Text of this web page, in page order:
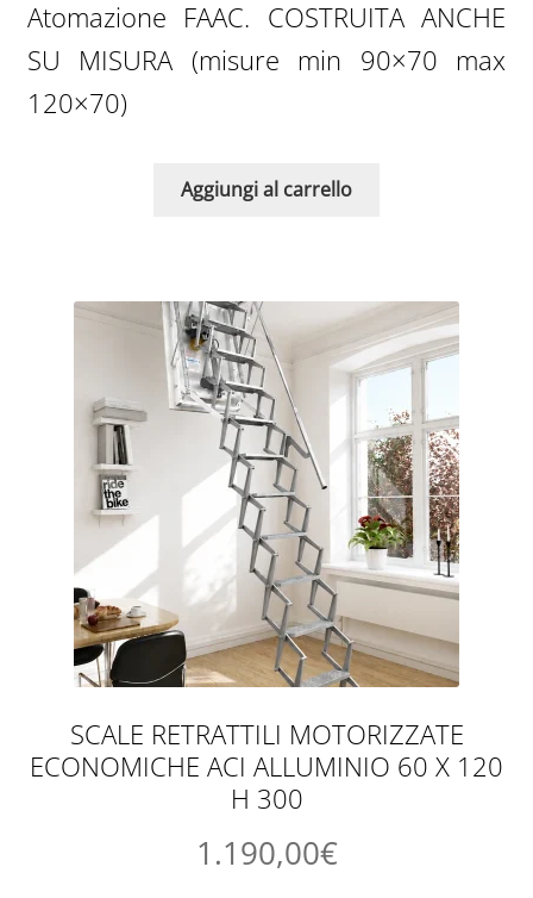
Atomazione FAAC. COSTRUITA ANCHE
SU MISURA (misure min 90×70 max
120×70)
Aggiungi al carrello
SCALE RETRATTILI MOTORIZZATE
ECONOMICHE ACI ALLUMINIO 60 X 120
H 300
1.190,00€